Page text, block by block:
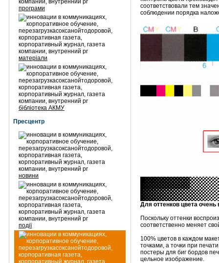
програми
матеріали
бібліотека АКМУ
Пресцентр
новини
події
соответствовали тем
соблюдении порядка
Для оттенков цвета очень
Поскольку оттенки
соответственно меняет
100% цветов в каждом
точками, а точки при
постеры для биг бордов
цельное изображение.